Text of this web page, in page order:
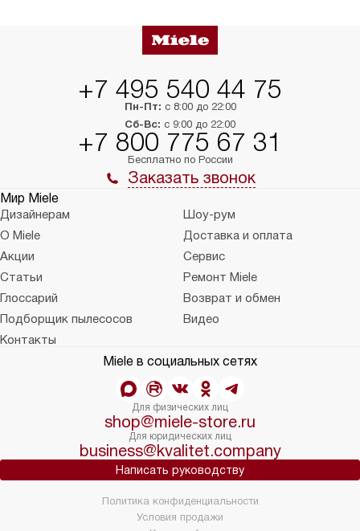
+7 495 540 44 75
Пн-Пт: с 8:00 до 22:00
Сб-Вс: с 9:00 до 22:00
+7 800 775 67 31
Бесплатно по России
Заказать звонок
Мир Miele
Дизайнерам
Шоу-рум
О Miele
Доставка и оплата
Акции
Сервис
Статьи
Ремонт Miele
Глоссарий
Возврат и обмен
Подборщик пылесосов
Видео
Контакты
Miele в социальных сетях
Для физических лиц
shop@miele-store.ru
Для юридических лиц
business@kvalitet.company
Написать руководству
Политика конфиденциальности
Условия продажи